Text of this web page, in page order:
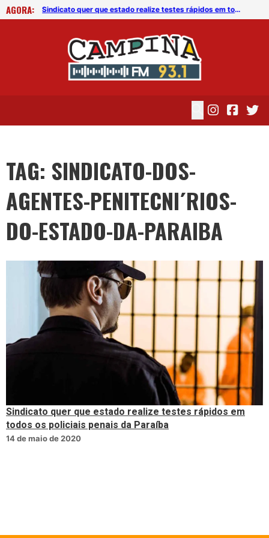
AGORA:
Sindicato quer que estado realize testes rápidos em todos os policiais penais da Paraíba Sindicato quer que estado realize testes rápidos em todos os policiais penais da Paraíba
TAG: SINDICATO-DOS-
AGENTES-PENITECNI´RIOS-
DO-ESTADO-DA-PARAIBA
Sindicato quer que estado realize testes rápidos em
todos os policiais penais da Paraíba
14 de maio de 2020